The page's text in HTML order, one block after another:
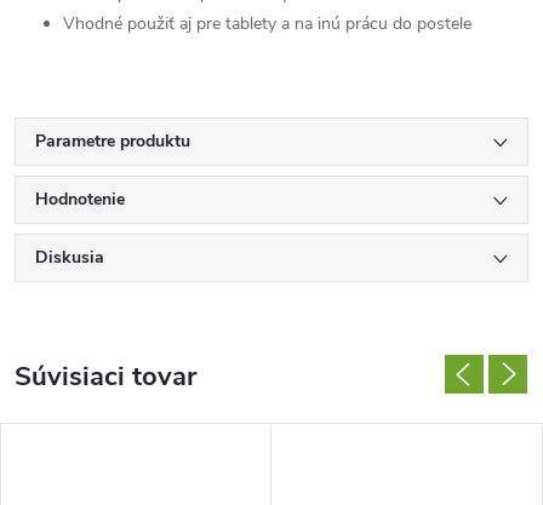
Vhodné použiť aj pre tablety a na inú prácu do postele
Parametre produktu
Hodnotenie
Diskusia
Súvisiaci tovar